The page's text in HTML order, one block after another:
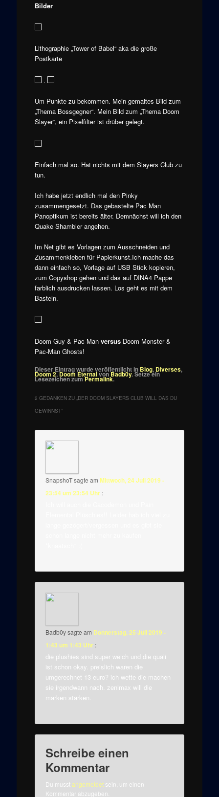
Bilder
Lithographie „Tower of Babel“ aka die große
Postkarte
.
Um Punkte zu bekommen. Mein gemaltes Bild zum
„Thema Bossgegner“. Mein Bild zum „Thema Doom
Slayer“, ein Pixelfilter ist drüber gelegt.
Einfach mal so. Hat nichts mit dem Slayers Club zu
tun.
Ich habe jetzt endlich mal den Pinky
zusammengesetzt. Das gebastelte Pac Man
Panoptikum ist bereits älter. Demnächst will ich den
Quake Shambler angehen.
Im Net gibt es Vorlagen zum Ausschneiden und
Zusammenkleben für Papierkunst.Ich mache das
dann einfach so, Vorlage auf USB Stick kopieren,
zum Copyshop gehen und das auf DINA4 Pappe
farblich ausdrucken lassen. Los geht es mit dem
Basteln.
Doom Guy & Pac-Man versusDoom Monster &
Pac-Man Ghosts!
Dieser Eintrag wurde veröffentlicht in Blog, Diverses,
Doom 2,Doom EternalvonBadb0y. Setze ein
Lesezeichen zumPermalink.
2 GEDANKEN ZU „ DER DOOM SLAYERS CLUB WILL DAS DU
GEWINNST“
SnapshoTsagte am Mittwoch, 24 Juli 2019 -
23:54 um 23:54 Uhr :
Badb0ysagte am Donnerstag, 25 Juli 2019 -
1:43 um 1:43 Uhr :
die plushies sind super weich und die quali
ist schon okay. preislich waren die
umgerechnet 13 euro? ich wette die machen
sie irgendwann nach. zenimax will die
marken stärken.
Schreibe einen
Kommentar
Du musstangemeldetsein, um einen
Kommentar abzugeben.